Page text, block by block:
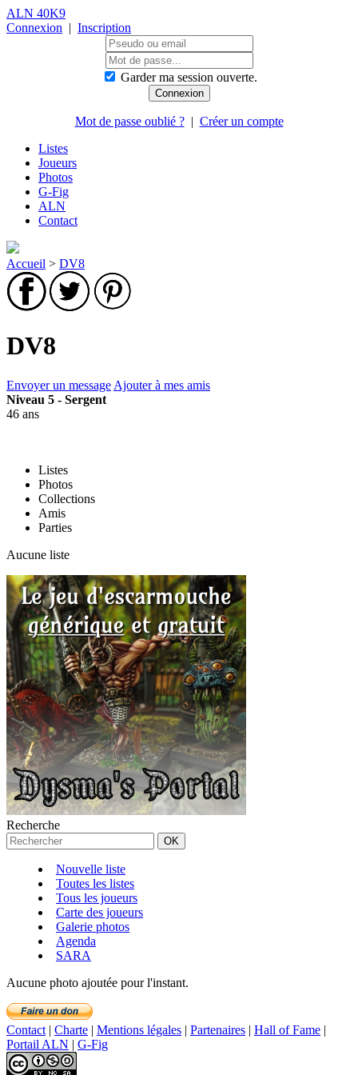
ALN 40K9
Connexion | Inscription
Garder ma session ouverte.
Mot de passe oublié ?| Créer un compte
Listes
Joueurs
Photos
G-Fig
ALN
Contact
Accueil > DV8
DV8
Envoyer un message Ajouter à mes amis
Niveau 5 - Sergent
46 ans
Listes
Photos
Collections
Amis
Parties
Aucune liste
Recherche
Nouvelle liste
Toutes les listes
Tous les joueurs
Carte des joueurs
Galerie photos
Agenda
SARA
Aucune photo ajoutée pour l'instant.
Contact | Charte | Mentions légales | Partenaires | Hall of Fame |
Portail ALN | G-Fig